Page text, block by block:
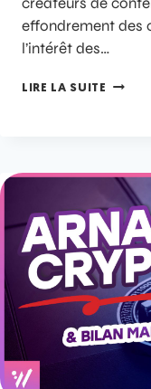
effondrement des
l’intérêt des…
LIRE LA SUITE